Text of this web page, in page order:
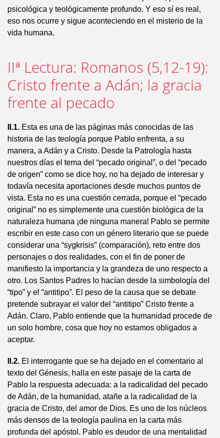
psicológica y teológicamente profundo. Y eso sí es real,
eso nos ocurre y sigue aconteciendo en el misterio de la
vida humana.
IIª Lectura: Romanos (5,12-19):
Cristo frente a Adán; la gracia
frente al pecado
II.1. Esta es una de las páginas más conocidas de las
historia de las teología porque Pablo enfrenta, a su
manera, a Adán y a Cristo. Desde la Patrología hasta
nuestros días el tema del “pecado original”, o del “pecado
de origen” como se dice hoy, no ha dejado de interesar y
todavía necesita aportaciones desde muchos puntos de
vista. Esta no es una cuestión cerrada, porque el “pecado
original” no es simplemente una cuestión biológica de la
naturaleza humana ¡de ninguna manera! Pablo se permite
escribir en este caso con un género literario que se puede
considerar una “sygkrisis” (comparación), reto entre dos
personajes o dos realidades, con el fin de poner de
manifiesto la importancia y la grandeza de uno respecto a
otro. Los Santos Padres lo hacían desde la simbología del
“tipo” y el “antitipo”. El peso de la causa que se debate
pretende subrayar el valor del “antitipo” Cristo frente a
Adán. Claro, Pablo entiende que la humanidad procede de
un solo hombre, cosa que hoy no estamos obligados a
aceptar.
II.2. El interrogante que se ha dejado en el comentario al
texto del Génesis, halla en este pasaje de la carta de
Pablo la respuesta adecuada: a la radicalidad del pecado
de Adán, de la humanidad, atañe a la radicalidad de la
gracia de Cristo, del amor de Dios. Es uno de los núcleos
más densos de la teología paulina en la carta más
profunda del apóstol. Pablo es deudor de una mentalidad